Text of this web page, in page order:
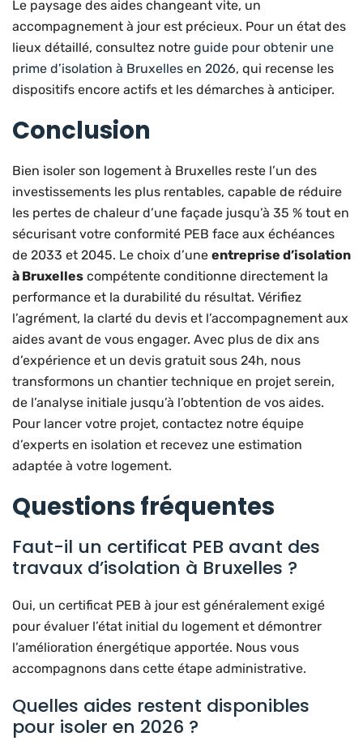
Le paysage des aides changeant vite, un
accompagnement à jour est précieux. Pour un état des
lieux détaillé, consultez notre guide pour obtenir une
prime d’isolation à Bruxelles en 2026, qui recense les
dispositifs encore actifs et les démarches à anticiper.
Conclusion
Bien isoler son logement à Bruxelles reste l’un des
investissements les plus rentables, capable de réduire
les pertes de chaleur d’une façade jusqu’à 35 % tout en
sécurisant votre conformité PEB face aux échéances
de 2033 et 2045. Le choix d’une entreprise d’isolation
à Bruxelles compétente conditionne directement la
performance et la durabilité du résultat. Vérifiez
l’agrément, la clarté du devis et l’accompagnement aux
aides avant de vous engager. Avec plus de dix ans
d’expérience et un devis gratuit sous 24h, nous
transformons un chantier technique en projet serein,
de l’analyse initiale jusqu’à l’obtention de vos aides.
Pour lancer votre projet, contactez notre équipe
d’experts en isolation et recevez une estimation
adaptée à votre logement.
Questions fréquentes
Faut-il un certificat PEB avant des
travaux d’isolation à Bruxelles ?
Oui, un certificat PEB à jour est généralement exigé
pour évaluer l’état initial du logement et démontrer
l’amélioration énergétique apportée. Nous vous
accompagnons dans cette étape administrative.
Quelles aides restent disponibles
pour isoler en 2026 ?